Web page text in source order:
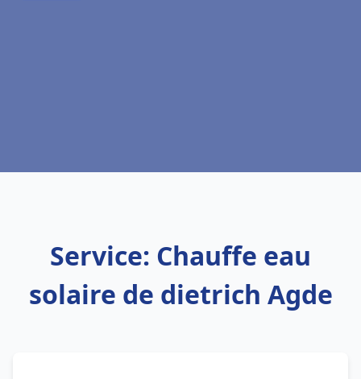
Service: Chauffe eau
solaire de dietrich Agde